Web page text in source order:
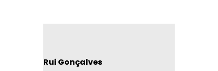
Rui Gonçalves